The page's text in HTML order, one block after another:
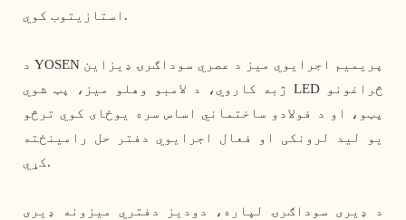
استازیتوب کوي.
د YOSEN پریمیم اجرایوي میز د عصري سوداګرۍ ډیزاین
ژبه کاروي، د لامبو وهلو میز، پټ شوي LED څراغونو
پټو، او د فولادو ساختماني اساس سره یوځای کوي ترڅو
یو لید لرونکی او فعال اجرایوي دفتر حل رامینځته
کړي.
د ډیری سوداګرۍ لپاره، دودیز دفتري میزونه ډیری